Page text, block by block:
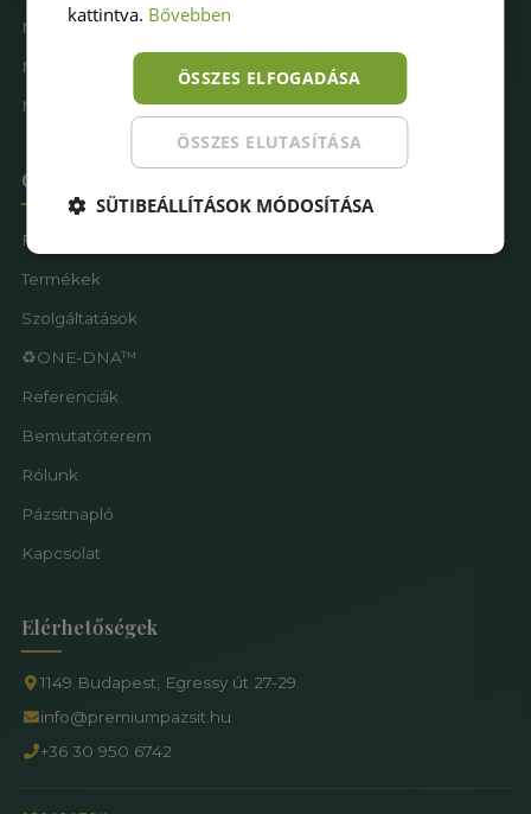
Műfű kutyásoknak
Műfűves sportpálya
Műfű játszótérre
Oldaltérkép
Főoldal
Termékek
Szolgáltatások
♻️ONE-DNA™
Referenciák
Bemutatóterem
Rólunk
Pázsitnapló
Kapcsolat
Elérhetőségek
1149 Budapest, Egressy út 27-29.
info@premiumpazsit.hu
+36 30 950 6742
kattintva. Bővebben
ÖSSZES ELFOGADÁSA
ÖSSZES ELUTASÍTÁSA
SÜTIBEÁLLÍTÁSOK MÓDOSÍTÁSA